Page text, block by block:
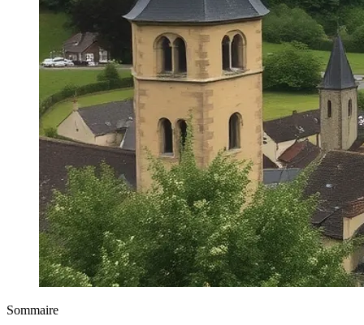
Sommaire